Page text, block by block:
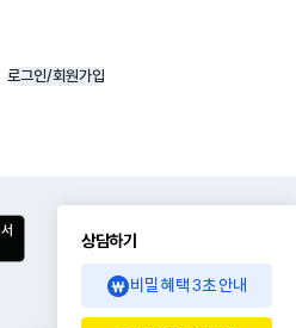
로그인/회원가입
상담하기
비밀 혜택 3초 안내